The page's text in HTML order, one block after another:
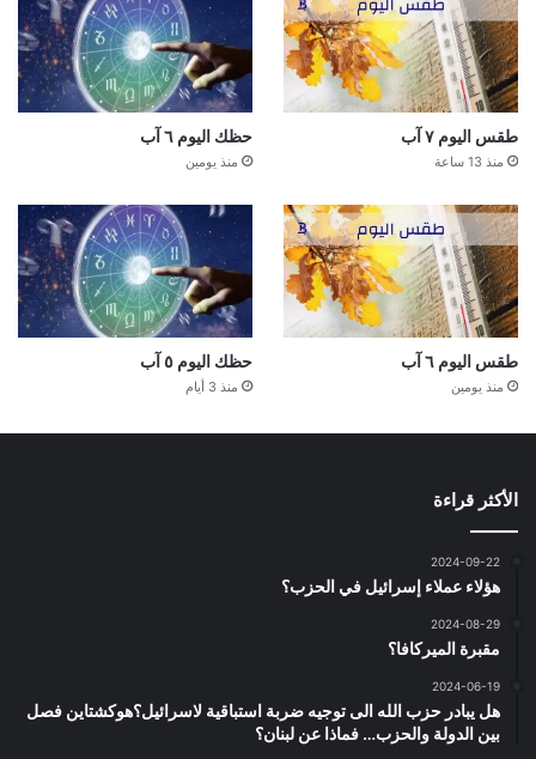
طقس اليوم ٧ آب
منذ 13 ساعة
حظك اليوم ٦ آب
منذ يومين
طقس اليوم ٦ آب
منذ يومين
حظك اليوم ٥ آب
منذ 3 أيام
الأكثر قراءة
2024-09-22
هؤلاء عملاء إسرائيل في الحزب؟
2024-08-29
مقبرة الميركافا؟
2024-06-19
هل يبادر حزب الله الى توجيه ضربة استباقية لاسرائيل؟هوكشتاين فصل
بين الدولة والحزب… فماذا عن لبنان؟